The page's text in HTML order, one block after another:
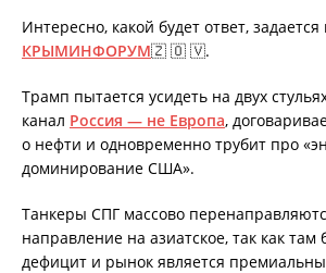
Интересно, какой будет ответ,
КРЫМИНФОРУМ🇿 🇴 🇻.
Трамп пытается усидеть на двух
канал Россия — не Европа,
о нефти и одновременно трубит про
доминирование США».
Танкеры СПГ массово
направление на азиатское, так как там
дефицит и рынок является